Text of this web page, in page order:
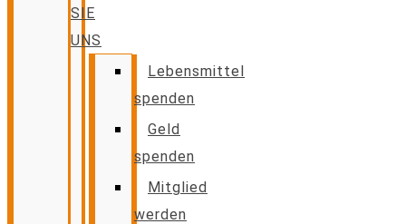
SIE
UNS
Lebensmittel
spenden
Geld
spenden
Mitglied
werden